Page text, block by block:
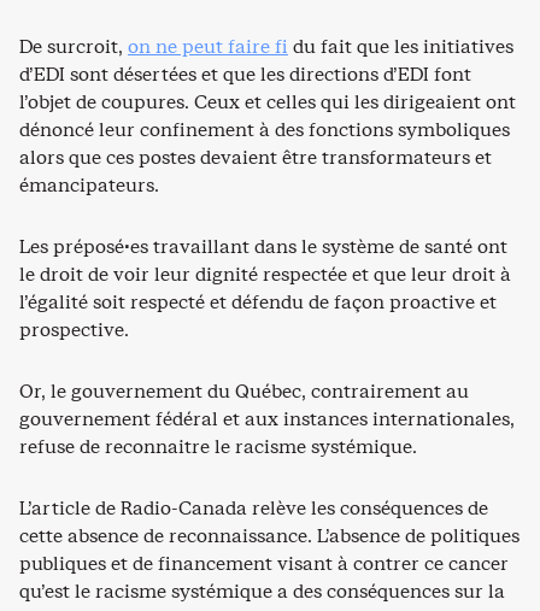
De surcroit, on ne peut faire fi du fait que les initiatives
d’EDI sont désertées et que les directions d’EDI font
l’objet de coupures. Ceux et celles qui les dirigeaient ont
dénoncé leur confinement à des fonctions symboliques
alors que ces postes devaient être transformateurs et
émancipateurs.
Les préposé·es travaillant dans le système de santé ont
le droit de voir leur dignité respectée et que leur droit à
l’égalité soit respecté et défendu de façon proactive et
prospective.
Or, le gouvernement du Québec, contrairement au
gouvernement fédéral et aux instances internationales,
refuse de reconnaitre le racisme systémique.
L’article de Radio-Canada relève les conséquences de
cette absence de reconnaissance. L’absence de politiques
publiques et de financement visant à contrer ce cancer
qu’est le racisme systémique a des conséquences sur la